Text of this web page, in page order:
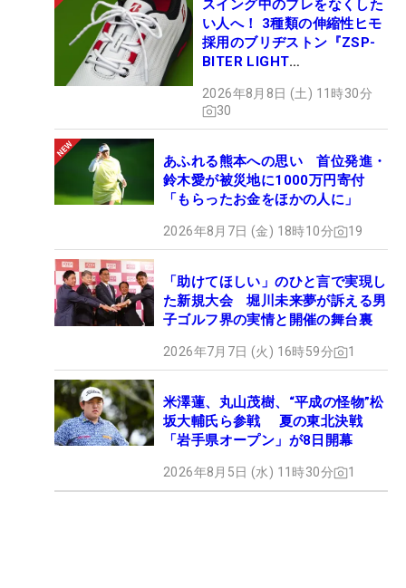
スイング中のブレをなくした
い人へ！ 3種類の伸縮性ヒモ
採用のブリヂストン『ZSP-
BITER LIGHT
ュー
2026年8月8日 (土) 11時30分
30
あふれる熊本への思い 首位発進・
鈴木愛が被災地に1000万円寄付
「もらったお金をほかの人に」
2026年8月7日 (金) 18時10分 19
「助けてほしい」のひと言で実現し
た新規大会 堀川未来夢が訴える男
子ゴルフ界の実情と開催の舞台裏
2026年7月7日 (火) 16時59分 1
米澤蓮、丸山茂樹、“平成の怪物”松
坂大輔氏ら参戦 夏の東北決戦
「岩手県オープン」が8日開幕
2026年8月5日 (水) 11時30分 1